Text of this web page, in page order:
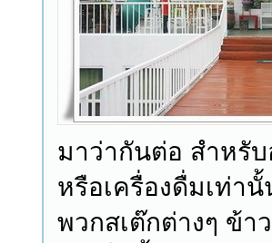
มาว่ากันต่อ สำหรั
หรือเครื่องดื่มเท่า
พวกสเต๊กต่างๆ ข้